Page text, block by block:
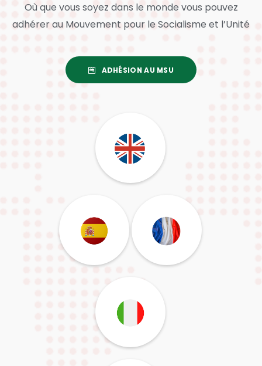
Où que vous soyez dans le monde vous pouvez
adhérer au Mouvement pour le Socialisme et l’Unité
ADHÉSION AU MSU